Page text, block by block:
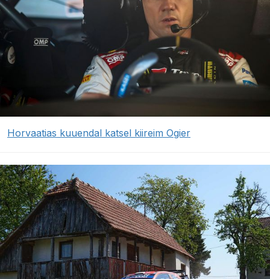
Horvaatias kuuendal katsel kiireim Ogier